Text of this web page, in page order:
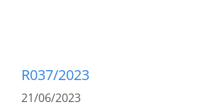
R037/2023
21/06/2023